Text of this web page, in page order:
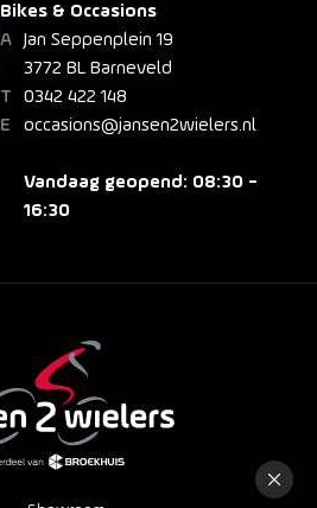
Bikes & Occasions
Jan Seppenplein 19
3772 BL Barneveld
0342 422 148
occasions@jansen2wielers.nl
Vandaag geopend: 08:30 -
16:30